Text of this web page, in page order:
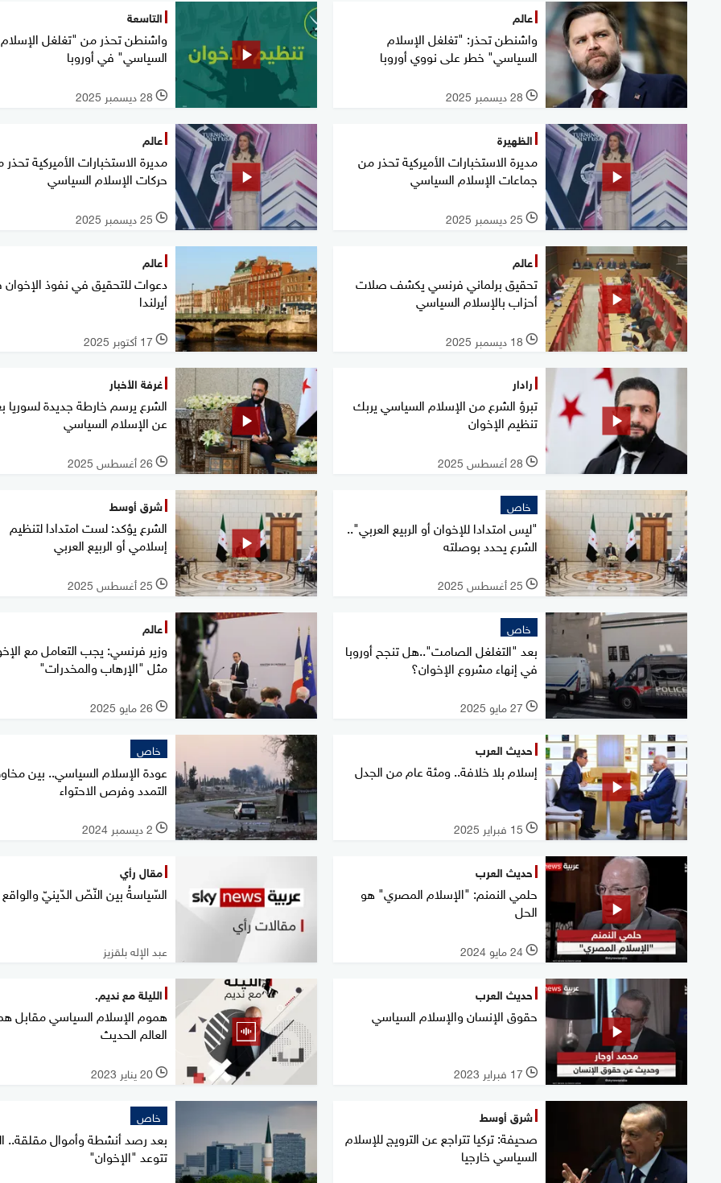
عالم
واشنطن تحذر: "تغلغل الإسلام
السياسي" خطر على نووي أوروبا
l 28 ديسمبر 2025
التاسعة
واشنطن تحذر من "تغلغل الإسلام
السياسي" في أوروبا
l 28 ديسمبر 2025
الظهيرة
مديرة الاستخبارات الأميركية تحذر من
جماعات الإسلام السياسي
l 25 ديسمبر 2025
عالم
مديرة الاستخبارات الأميركية
حركات الإسلام السياسي
l 25 ديسمبر 2025
عالم
تحقيق برلماني فرنسي يكشف صلات
أحزاب بالإسلام السياسي
l 18 ديسمبر 2025
عالم
دعوات للتحقيق في نفوذ
أيرلندا
l 17 أكتوبر 2025
رادار
تبرؤ الشرع من الإسلام السياسي يربك
تنظيم الإخوان
l 28 أغسطس 2025
غرفة الأخبار
الشرع يرسم خارطة جديدة لسوريا
عن الإسلام السياسي
l 26 أغسطس 2025
خاص
"ليس امتدادا للإخوان أو الربيع العربي"..
الشرع يحدد بوصلته
l 25 أغسطس 2025
شرق أوسط
الشرع يؤكد: لست امتدادا لتنظيم
إسلامي أو الربيع العربي
l 25 أغسطس 2025
خاص
بعد "التغلغل الصامت"..هل تنجح أوروبا
في إنهاء مشروع الإخوان؟
l 27 مايو 2025
عالم
وزير فرنسي: يجب التعامل مع
مثل "الإرهاب والمخدرات"
l 26 مايو 2025
حديث العرب
إسلام بلا خلافة.. ومئة عام من الجدل
l 15 فبراير 2025
خاص
عودة الإسلام السياسي.. بين
التمدد وفرص الاحتواء
l 2 ديسمبر 2024
حديث العرب
حلمي النمنم: "الإسلام المصري" هو
الحل
l 24 مايو 2024
مقال رأي
السّياسةُ بين النّصّ الدّينيّ
عبد الإله بلقزيز
حديث العرب
حقوق الإنسان والإسلام السياسي
l 17 فبراير 2023
الليلة مع نديم.
هموم الإسلام السياسي مقابل
العالم الحديث
l 20 يناير 2023
شرق أوسط
صحيفة: تركيا تتراجع عن الترويج للإسلام
السياسي خارجيا
خاص
بعد رصد أنشطة وأموال مقلقة..
تتوعد "الإخوان"